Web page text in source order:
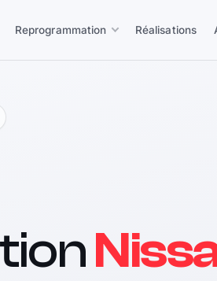
Reprogrammation Réalisations